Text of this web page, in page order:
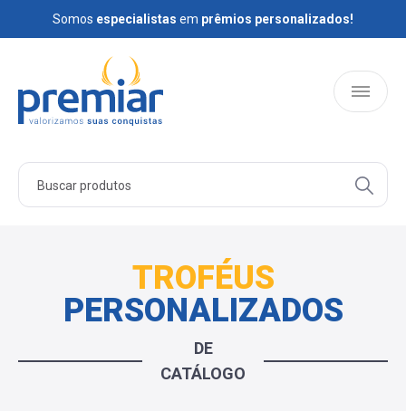
Somos especialistas em prêmios personalizados!
Somosespecialistas emprêmios personalizados!
HOME
QUEM SOMOS
BLOG
TROFÉUS
PERSONALIZADOS
DE
CATÁLOGO